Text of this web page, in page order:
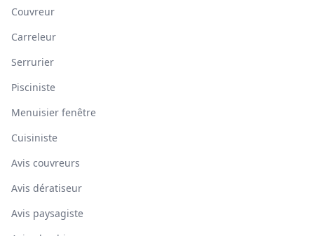
Couvreur
Carreleur
Serrurier
Pisciniste
Menuisier fenêtre
Cuisiniste
Avis couvreurs
Avis dératiseur
Avis paysagiste